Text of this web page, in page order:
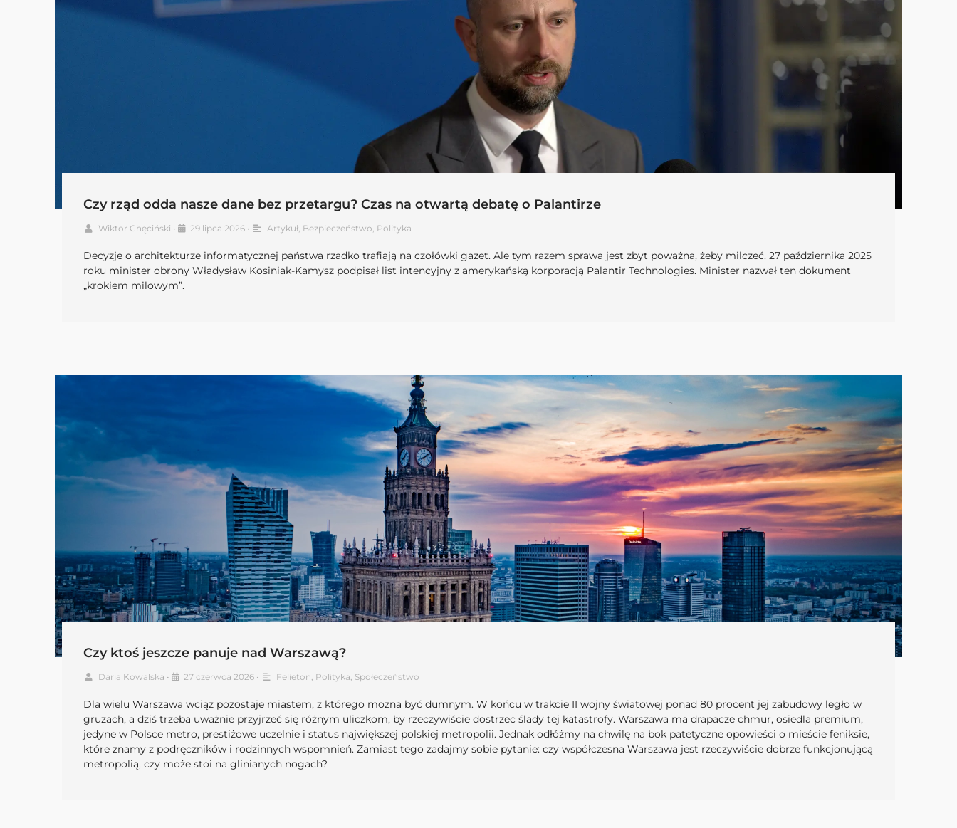
Czy rząd odda nasze dane bez przetargu? Czas na otwartą debatę o Palantirze
Wiktor Chęciński • 29 lipca 2026 • Artykuł Bezpieczeństwo Polityka
Decyzje o architekturze informatycznej państwa rzadko trafiają na czołówki gazet. Ale tym razem sprawa jest zbyt poważna, żeby milczeć. 27 października 2025
roku minister obrony Władysław Kosiniak-Kamysz podpisał list intencyjny z amerykańską korporacją Palantir Technologies. Minister nazwał ten dokument
„krokiem milowym”.
Czy ktoś jeszcze panuje nad Warszawą?
Daria Kowalska • 27 czerwca 2026 • Felieton Polityka Społeczeństwo
Dla wielu Warszawa wciąż pozostaje miastem, z którego można być dumnym. W końcu w trakcie II wojny światowej ponad 80 procent jej zabudowy legło w
gruzach, a dziś trzeba uważnie przyjrzeć się różnym uliczkom, by rzeczywiście dostrzec ślady tej katastrofy. Warszawa ma drapacze chmur, osiedla premium,
jedyne w Polsce metro, prestiżowe uczelnie i status największej polskiej metropolii. Jednak odłóżmy na chwilę na bok patetyczne opowieści o mieście feniksie,
które znamy z podręczników i rodzinnych wspomnień. Zamiast tego zadajmy sobie pytanie: czy współczesna Warszawa jest rzeczywiście dobrze funkcjonującą
metropolią, czy może stoi na glinianych nogach?